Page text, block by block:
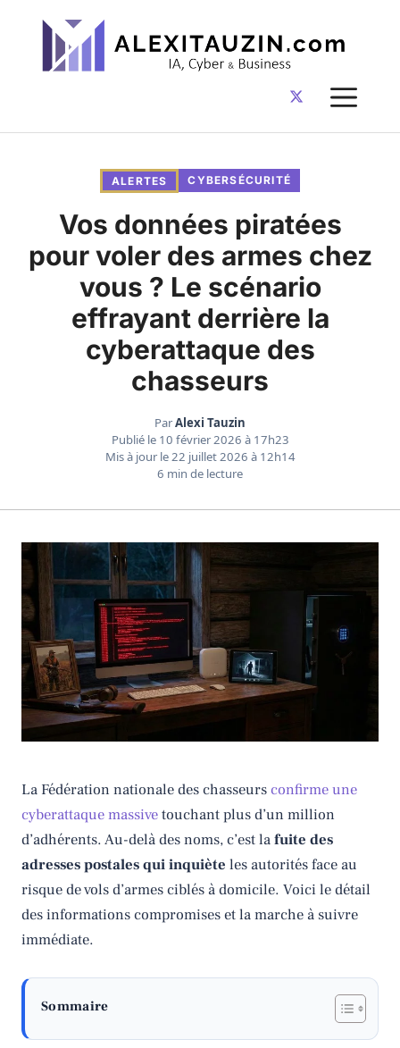
contenu
ALERTES CYBERSÉCURITÉ
Vos données piratées
pour voler des armes chez
vous ? Le scénario
effrayant derrière la
cyberattaque des
chasseurs
ParAlexi Tauzin
Publié le 10 février 2026 à 17h23
Mis à jour le22 juillet 2026 à 12h14
6 min de lecture
La Fédération nationale des chasseursconfirme une
cyberattaque massivetouchant plus d’un million
d’adhérents. Au-delà des noms, c’est lafuite des
adresses postales qui inquiète les autorités face au
risque de vols d’armes ciblés à domicile. Voici le détail
des informations compromises et la marche à suivre
immédiate.
Sommaire